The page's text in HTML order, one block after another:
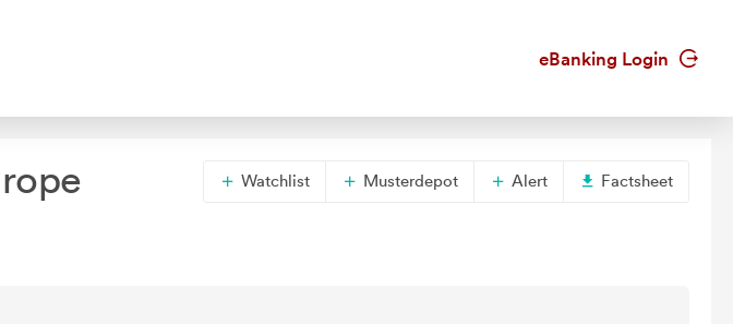
eBanking Login
Watchlist Musterdepot Alert Factsheet